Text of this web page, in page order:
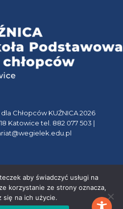
Chłopców KUŹNICA 2026
Katowice tel. 882 077 503 |
aby świadczyć usługi na
korzystanie ze strony oznacza,
się na ich użycie.